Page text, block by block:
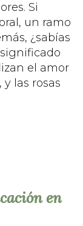
Si
un ramo
¿sabías
el amor
las rosas
en